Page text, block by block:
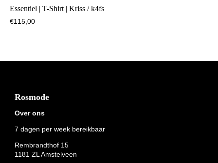
Essentiel | T-Shirt | Kriss / k4fs
€115,00
Footer
Rosmode
Over ons
7 dagen per week bereikbaar
Rembrandthof 15
1181 ZL Amstelveen